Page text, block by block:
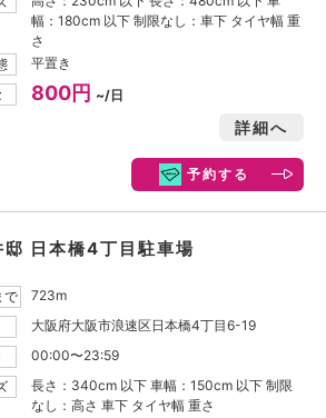
幅：180cm 以下 制限なし：車下 タイヤ幅 重
さ
平置き
800円 ~/日
詳細へ
予約する
日本橋4丁目駐車場
で
723m
大阪府大阪市浪速区日本橋4丁目6-19
00:00〜23:59
長さ：340cm 以下 車幅：150cm 以下 制限
なし：高さ 車下 タイヤ幅 重さ